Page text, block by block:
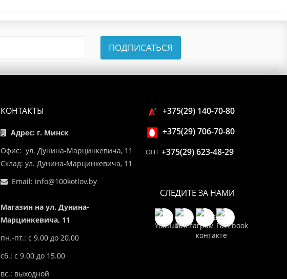
ПОДПИСАТЬСЯ
КОНТАКТЫ
Адрес: г. Минск
Офис: ул. Дунина-Марцинкевича, 11
Склад: ул. Дунина-Марцинкевича, 11
Email: info@100kotlov.by
Магазин на ул. Дунина-
Марцинкевича, 11
пн.-пт.: с 9.00 до 20.00
сб.: с 9.00 до 15.00
вс.: выходной
+375(29) 140-70-80
+375(29) 706-70-80
ОПТ +375(29) 623-48-29
СЛЕДИТЕ ЗА НАМИ